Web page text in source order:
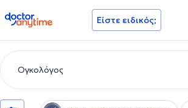
doctoranytime Είστε ειδικός;